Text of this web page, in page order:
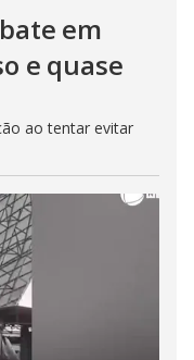
em
e quase
ao tentar evitar